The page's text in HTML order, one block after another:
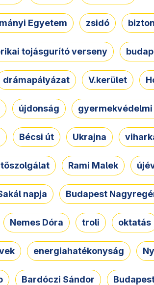
Egyetem zsidó
tojásgurító verseny
drámapályázat V.kerület
újdonság gyermekvédelmi
Bécsi út Ukrajna
Rami Malek
napja Budapest
Nemes Dóra troli oktatás
energiahatékonyság
Bardóczi Sándor